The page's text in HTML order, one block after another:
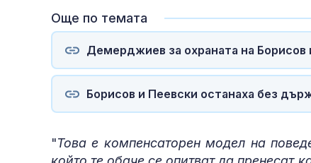
Още по темата
Демерджиев за охраната на Борисов
Борисов и Пеевски останаха без
"Това е компенсаторен модел на